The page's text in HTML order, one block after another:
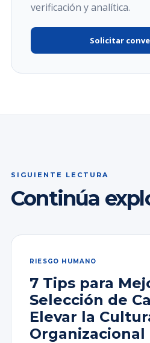
verificación y analítica.
Solicitar
SIGUIENTE LECTURA
Continúa
RIESGO HUMANO
7 Tips para
Selección de
Elevar la
Organizacional